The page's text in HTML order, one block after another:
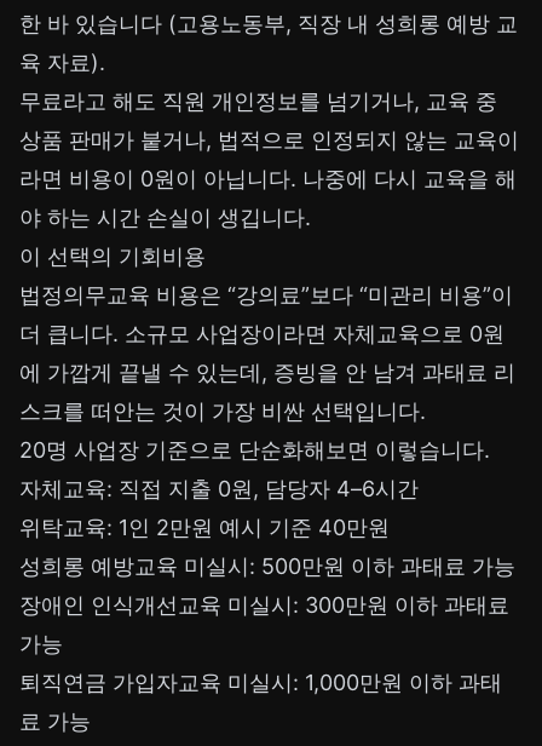
한 바 있습니다 (고용노동부, 직장 내 성희롱 예방 교
육 자료).
무료라고 해도 직원 개인정보를 넘기거나, 교육 중
상품 판매가 붙거나, 법적으로 인정되지 않는 교육이
라면 비용이 0원이 아닙니다. 나중에 다시 교육을 해
야 하는 시간 손실이 생깁니다.
이 선택의 기회비용
법정의무교육 비용은 “강의료”보다 “미관리 비용”이
더 큽니다. 소규모 사업장이라면 자체교육으로 0원
에 가깝게 끝낼 수 있는데, 증빙을 안 남겨 과태료 리
스크를 떠안는 것이 가장 비싼 선택입니다.
20명 사업장 기준으로 단순화해보면 이렇습니다.
자체교육: 직접 지출 0원, 담당자 4–6시간
위탁교육: 1인 2만원 예시 기준 40만원
성희롱 예방교육 미실시: 500만원 이하 과태료 가능
장애인 인식개선교육 미실시: 300만원 이하 과태료
가능
퇴직연금 가입자교육 미실시: 1,000만원 이하 과태
료 가능